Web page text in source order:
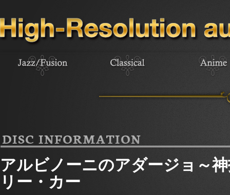
DISC INFORMATION
アルビノーニのアダージョ～
リー・カー